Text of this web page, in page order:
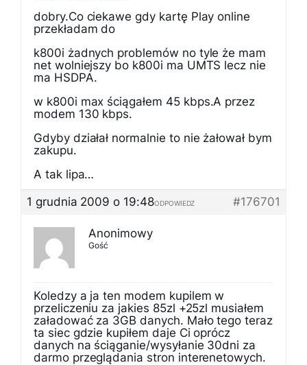
dobry.Co ciekawe gdy kartę Play online
przekładam do
k800i żadnych problemów no tyle że mam
net wolniejszy bo k800i ma UMTS lecz nie
ma HSDPA.
w k800i max ściągałem 45 kbps.A przez
modem 130 kbps.
Gdyby działał normalnie to nie żałował bym
zakupu.
A tak lipa…
1 grudnia 2009 o 19:48
#176701
ODPOWIEDZ
Anonimowy
Gość
Koledzy a ja ten modem kupilem w
przeliczeniu za jakies 85zl +25zl musiałem
załadować za 3GB danych. Mało tego teraz
ta siec gdzie kupiłem daje Ci oprócz
danych na ściąganie/wysyłanie 30dni za
darmo przeglądania stron interenetowych.